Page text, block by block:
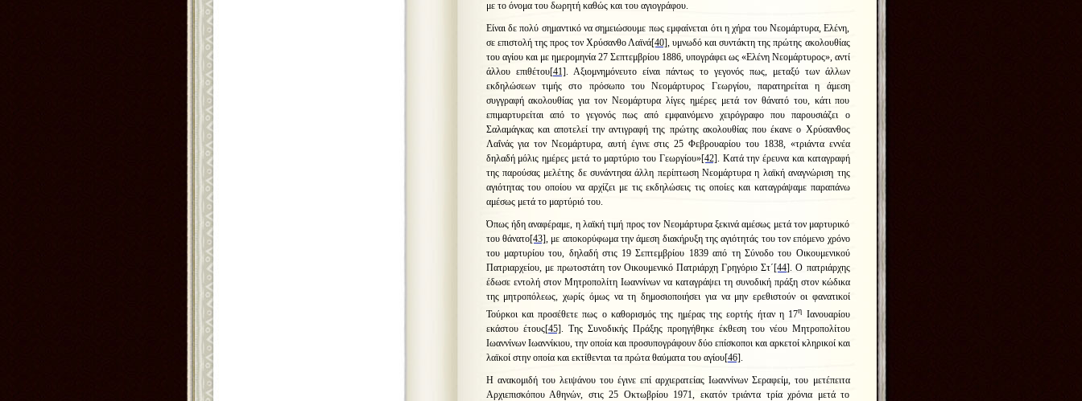
με το όνομα του δωρητή καθώς και του αγιογράφου.
Είναι δε πολύ σημαντικό να σημειώσουμε πως εμφαίνεται ότι η χήρα του Νεομάρτυρα, Ελένη,
σε επιστολή της προς τον Χρύσανθο Λαϊνά[40], υμνωδό και συντάκτη της πρώτης ακολουθίας
του αγίου και με ημερομηνία 27 Σεπτεμβρίου 1886, υπογράφει ως «Ελένη Νεομάρτυρος», αντί
άλλου επιθέτου[41]. Αξιομνημόνευτο είναι πάντως το γεγονός πως, μεταξύ των άλλων
εκδηλώσεων τιμής στο πρόσωπο του Νεομάρτυρος Γεωργίου, παρατηρείται η άμεση
συγγραφή ακολουθίας για τον Νεομάρτυρα λίγες ημέρες μετά τον θάνατό του, κάτι που
επιμαρτυρείται από το γεγονός πως από εμφαινόμενο χειρόγραφο που παρουσιάζει ο
Σαλαμάγκας και αποτελεί την αντιγραφή της πρώτης ακολουθίας που έκανε ο Χρύσανθος
Λαΐνάς για τον Νεομάρτυρα, αυτή έγινε στις 25 Φεβρουαρίου του 1838, «τριάντα εννέα
δηλαδή μόλις ημέρες μετά το μαρτύριο του Γεωργίου»[42]. Κατά την έρευνα και καταγραφή
της παρούσας μελέτης δε συνάντησα άλλη περίπτωση Νεομάρτυρα η λαϊκή αναγνώριση της
αγιότητας του οποίου να αρχίζει με τις εκδηλώσεις τις οποίες και καταγράψαμε παραπάνω
αμέσως μετά το μαρτύριό του.
Όπως ήδη αναφέραμε, η λαϊκή τιμή προς τον Νεομάρτυρα ξεκινά αμέσως μετά τον μαρτυρικό
του θάνατο[43], με αποκορύφωμα την άμεση διακήρυξη της αγιότητάς του τον επόμενο χρόνο
του μαρτυρίου του, δηλαδή στις 19 Σεπτεμβρίου 1839 από τη Σύνοδο του Οικουμενικού
Πατριαρχείου, με πρωτοστάτη τον Οικουμενικό Πατριάρχη Γρηγόριο Στ΄[44]. Ο πατριάρχης
έδωσε εντολή στον Μητροπολίτη Ιωαννίνων να καταγράψει τη συνοδική πράξη στον κώδικα
της μητροπόλεως, χωρίς όμως να τη δημοσιοποιήσει για να μην ερεθιστούν οι φανατικοί
Τούρκοι και προσέθετε πως ο καθορισμός της ημέρας της εορτής ήταν η 17η Ιανουαρίου
εκάστου έτους[45]. Της Συνοδικής Πράξης προηγήθηκε έκθεση του νέου Μητροπολίτου
Ιωαννίνων Ιωαννίκιου, την οποία και προσυπογράφουν δύο επίσκοποι και αρκετοί κληρικοί και
λαϊκοί στην οποία και εκτίθενται τα πρώτα θαύματα του αγίου[46].
Η ανακομιδή του λειψάνου του έγινε επί αρχιερατείας Ιωαννίνων Σεραφείμ, του μετέπειτα
Αρχιεπισκόπου Αθηνών, στις 25 Οκτωβρίου 1971, εκατόν τριάντα τρία χρόνια μετά το